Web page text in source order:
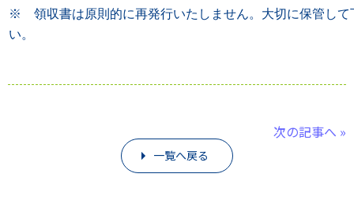
※ 領収書は原則的に再発行いたしません。大切に保管して
い。
次の記事へ »
一覧へ戻る